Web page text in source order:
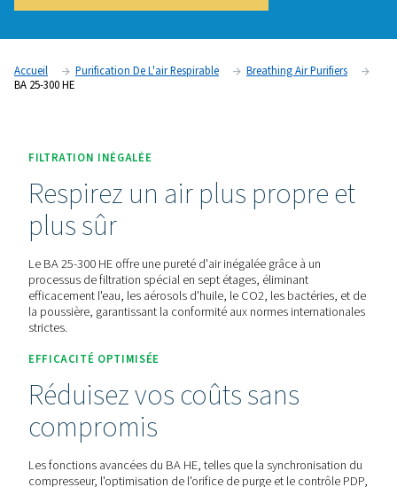
La gamme BA 25-300 HE fournit de l'air comprimé sans
pour les applications critiques telles que le creusement de
en sept étapes et une conception innovante, il garantit une
Contactez-nous pour obtenir un devis !
Accueil Purification De L'air Respirable
Breathing Air
BA 25-300 HE
Respirez un air plus
plus sûr